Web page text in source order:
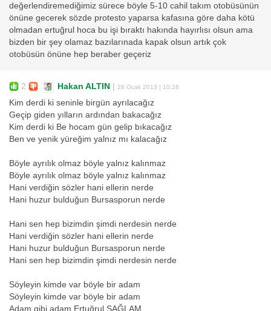
değerlendiremediğimiz sürece böyle 5-10 cahil takım otobüsünün
önüne gecerek sözde protesto yaparsa kafasına göre daha kötü
olmadan ertuğrul hoca bu işi bıraktı hakında hayırlısı olsun ama
bizden bir şey olamaz bazılarınada kapak olsun artık çok
otobüsün önüne hep beraber geçeriz
2 Hakan ALTIN | 28 Ocak 2013 | 10:28
Kim derdi ki seninle birgün ayrılacağız
Geçip giden yılların ardından bakacağız
Kim derdi ki Be hocam gün gelip bıkacağız
Ben ve yenik yüreğim yalnız mı kalacağız
Böyle ayrılık olmaz böyle yalnız kalınmaz
Böyle ayrılık olmaz böyle yalnız kalınmaz
Hani verdiğin sözler hani ellerin nerde
Hani huzur bulduğun Bursasporun nerde
Hani sen hep bizimdin şimdi nerdesin nerde
Hani verdiğin sözler hani ellerin nerde
Hani huzur bulduğun Bursasporun nerde
Hani sen hep bizimdin şimdi nerdesin nerde
Söyleyin kimde var böyle bir adam
Söyleyin kimde var böyle bir adam
Adam gibi adam Ertuğrul SAĞLAM